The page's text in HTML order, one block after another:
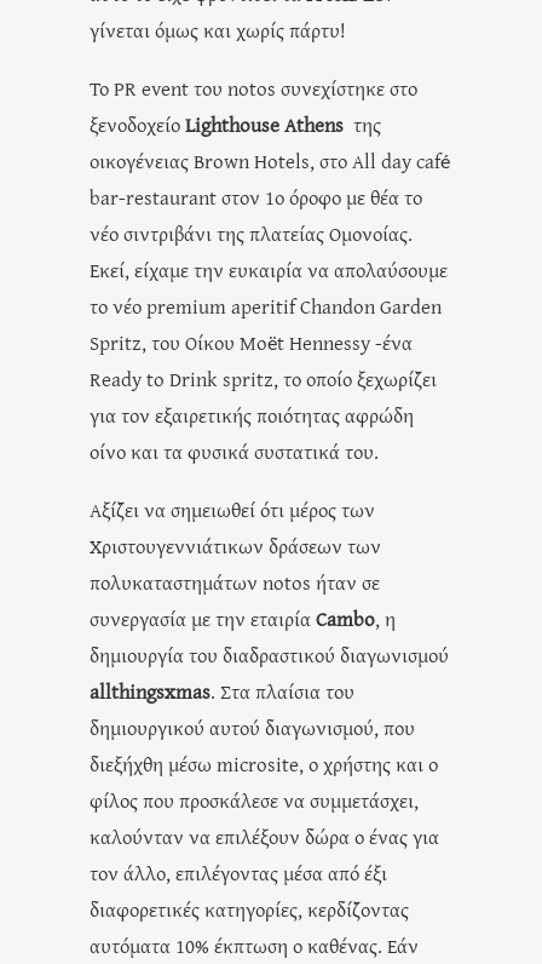
γίνεται όμως και χωρίς πάρτυ!
Το PR event του notos συνεχίστηκε στο
ξενοδοχείοLighthouse Athens της
οικογένειας Brown Hotels, στο All day café
bar-restaurant στον 1ο όροφο με θέα το
νέο σιντριβάνι της πλατείας Ομονοίας.
Εκεί, είχαμε την ευκαιρία να απολαύσουμε
το νέο premium aperitif Chandon Garden
Spritz, του Οίκου Moët Hennessy -ένα
Ready to Drink spritz, το οποίο ξεχωρίζει
για τον εξαιρετικής ποιότητας αφρώδη
οίνο και τα φυσικά συστατικά του.
Αξίζει να σημειωθεί ότι μέρος των
Χριστουγεννιάτικων δράσεων των
πολυκαταστημάτων notos ήταν σε
συνεργασία με την εταιρίαCambo, η
δημιουργία του διαδραστικού διαγωνισμού
allthingsxmas. Στα πλαίσια του
δημιουργικού αυτού διαγωνισμού, που
διεξήχθη μέσω microsite, ο χρήστης και ο
φίλος που προσκάλεσε να συμμετάσχει,
καλούνταν να επιλέξουν δώρα ο ένας για
τον άλλο, επιλέγοντας μέσα από έξι
διαφορετικές κατηγορίες, κερδίζοντας
αυτόματα 10% έκπτωση ο καθένας. Εάν